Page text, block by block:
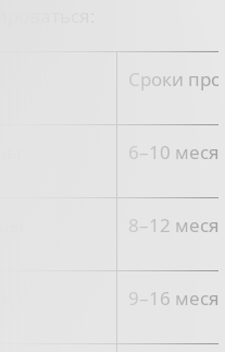
Сроки
6–10
8–12
9–16